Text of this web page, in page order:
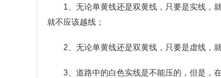
1、无论单黄线还是双黄线，只要是实线，
就不应该越线；
2、无论单黄线还是双黄线，只要是虚线，
3、道路中的白色实线是不能压的，但是，